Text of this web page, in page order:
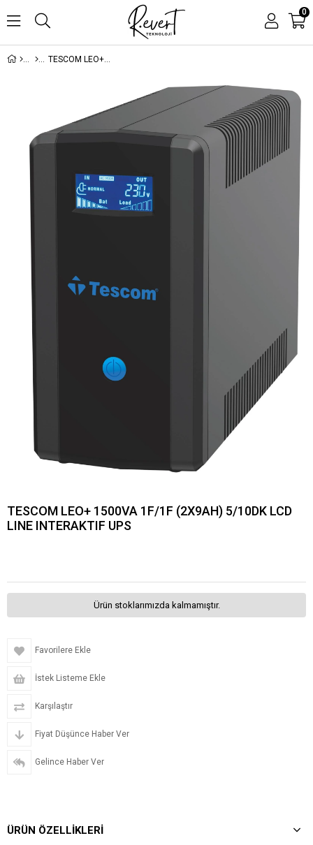
0
TESCOM LEO+ 1500VA 1F/1F (2X9AH) 5/10DK LCD LINE INTERAKTIF UPS
TESCOM LEO+ 1500VA 1F/1F (2X9AH) 5/10DK LCD
LINE INTERAKTIF UPS
Ürün stoklarımızda kalmamıştır.
Favorilere Ekle
İstek Listeme Ekle
Karşılaştır
Fiyat Düşünce Haber Ver
Gelince Haber Ver
ÜRÜN ÖZELLIKLERI